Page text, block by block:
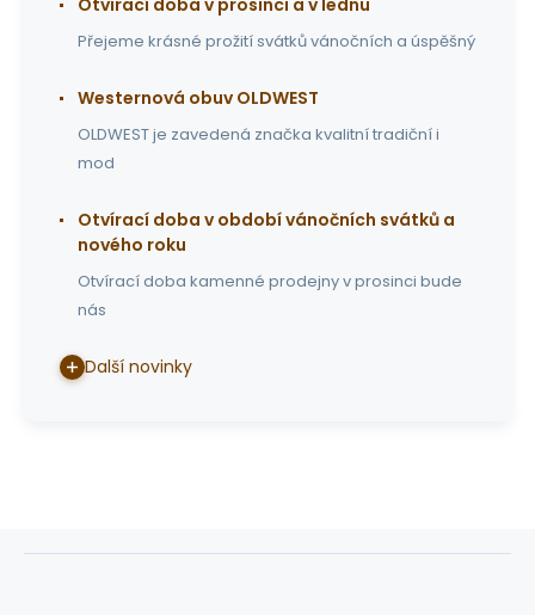
Přejeme krásné prožití svátků vánočních a úspěšný
Westernová obuv OLDWEST
OLDWEST je zavedená značka kvalitní tradiční i
mod
Otvírací doba v období vánočních svátků a
nového roku
Otvírací doba kamenné prodejny v prosinci bude
nás
Další novinky